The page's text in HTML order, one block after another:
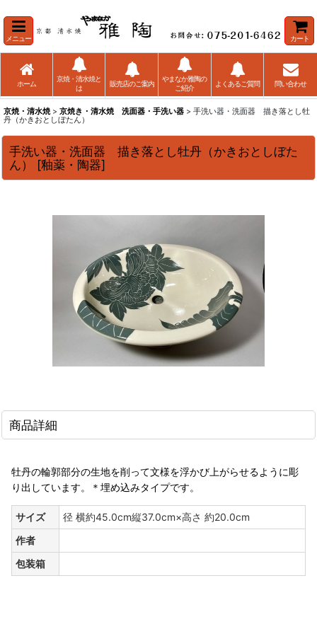
京焼・清水焼> 京焼き・清水焼 洗面器・手洗い器 > 手洗い器・洗面器 描き落とし牡
丹（かきおとしぼたん）
メニュー カート
ホーム
京焼・清水焼と
は
販売店のご案内
やまなか雅陶の
ご紹介
よくあるご質問 問い合わせ
手洗い器・洗面器 描き落とし牡丹（かきおとしぼた
ん）
[釉薬・陶器]
商品詳細
牡丹の輪郭部分の生地を削って文様を浮かび上がらせるように彫
り出しています。＊埋め込みタイプです。
サイズ
径 横約45.0cm縦37.0cm×高さ 約20.0cm
作者
包装箱